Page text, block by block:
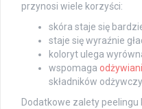
przynosi wiele korzyści:
skóra staje się
staje się wyraźnie
koloryt ulega
wspomaga
składników
Dodatkowe zalety peelingu